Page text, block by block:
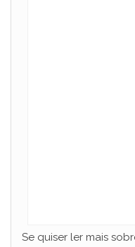
Se quiser ler mais